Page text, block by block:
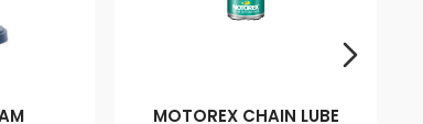
MOTOREX CHAIN LUBE